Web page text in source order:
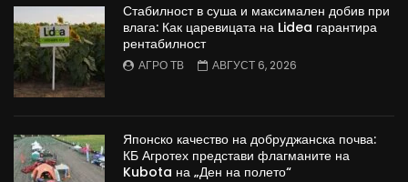
Стабилност в суша и максимален добив при
влага: Как царевицата на Lidea гарантира
рентабилност
АГРО ТВ АВГУСТ 6, 2026
Японско качество на добруджанска почва:
КБ Агротех представи флагманите на
Kubota на „Ден на полето“